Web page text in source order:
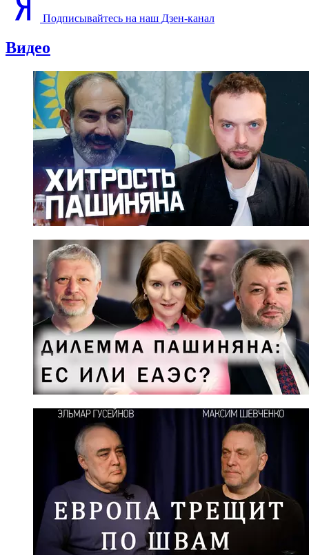
Подписывайтесь на наш Дзен-канал
Видео